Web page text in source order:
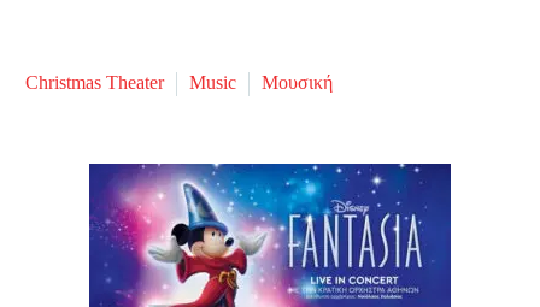
Christmas Theater Music Μουσική